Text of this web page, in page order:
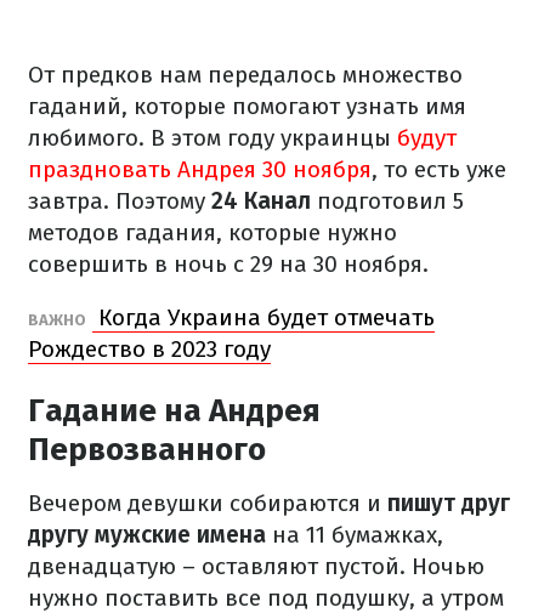
От предков нам передалось множество
гаданий, которые помогают узнать имя
любимого. В этом году украинцы будут
праздновать Андрея 30 ноября, то есть уже
завтра. Поэтому 24 Канал подготовил 5
методов гадания, которые нужно
совершить в ночь с 29 на 30 ноября.
ВАЖНО
Когда Украина будет отмечать
Рождество в 2023 году
Гадание на Андрея
Первозванного
Вечером девушки собираются и пишут друг
другу мужские имена на 11 бумажках,
двенадцатую – оставляют пустой. Ночью
нужно поставить все под подушку, а утром